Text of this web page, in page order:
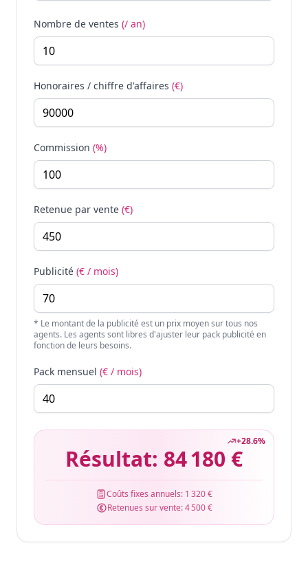
Nombre de ventes (/ an)
Honoraires / chiffre d'affaires (€)
Commission (%)
Retenue par vente (€)
Publicité (€ / mois)
* Le montant de la publicité est un prix moyen sur tous nos
agents. Les agents sont libres d'ajuster leur pack publicité en
fonction de leurs besoins.
Pack mensuel (€ / mois)
+28.6%
Résultat: 84 180 €
Coûts fixes annuels: 1 320 €
Retenues sur vente:4 500 €